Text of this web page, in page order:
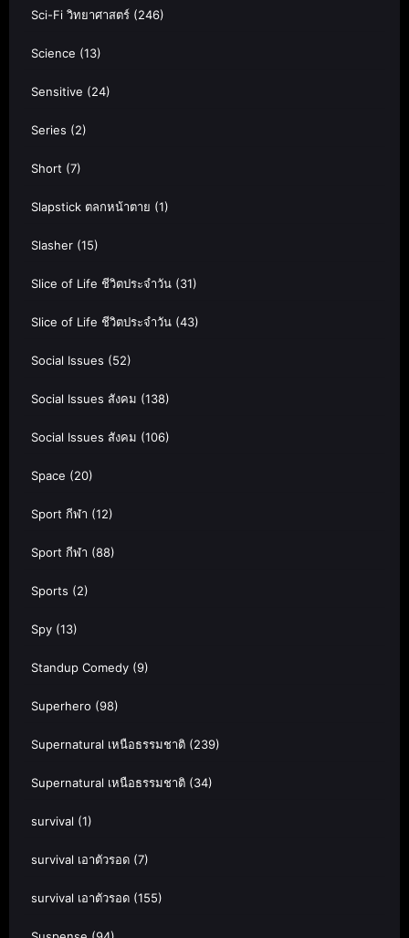
Sci-Fi วิทยาศาสตร์ (246)
Science (13)
Sensitive (24)
Series (2)
Short (7)
Slapstick ตลกหน้าตาย (1)
Slasher (15)
Slice of Life ชีวิตประจำวัน (31)
Slice of Life ชีวิตประจำวัน (43)
Social Issues (52)
Social Issues สังคม (138)
Social Issues สังคม (106)
Space (20)
Sport กีฬา (12)
Sport กีฬา (88)
Sports (2)
Spy (13)
Standup Comedy (9)
Superhero (98)
Supernatural เหนือธรรมชาติ (239)
Supernatural เหนือธรรมชาติ (34)
survival (1)
survival เอาตัวรอด (7)
survival เอาตัวรอด (155)